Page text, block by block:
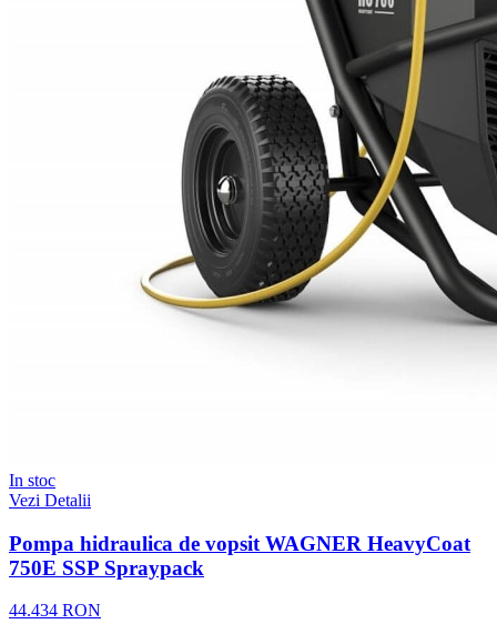
In stoc
Vezi Detalii
Pompa hidraulica de vopsit WAGNER HeavyCoat
750E SSP Spraypack
44.434 RON